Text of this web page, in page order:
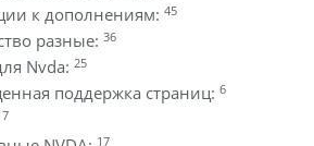
к дополнениям: 45
разные: 36
Nvda: 25
поддержка страниц: 6
17